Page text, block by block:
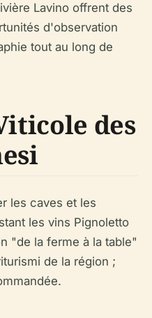
Lavino offrent des
d'observation
tout au long de
des
les caves et les
les vins Pignoletto
"de la ferme à la table"
de la région ;